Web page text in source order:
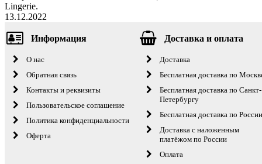
Lingerie.
13.12.2022
Информация
О нас
Обратная связь
Контакты и реквизиты
Пользовательское соглашение
Политика конфиденциальности
Оферта
Доставка и оплата
Доставка
Бесплатная доставка по
Бесплатная доставка по Санкт-
Петербургу
Бесплатная доставка по
Доставка с наложенным
платёжом по России
Оплата